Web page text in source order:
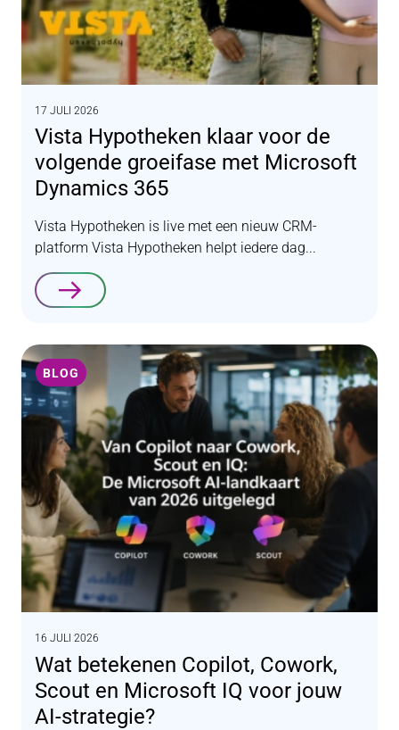
17 JULI 2026
Vista Hypotheken klaar voor de
volgende groeifase met Microsoft
Dynamics 365
Vista Hypotheken is live met een nieuw CRM-
platform Vista Hypotheken helpt iedere dag...
Lees verder
BLOG
16 JULI 2026
Wat betekenen Copilot, Cowork,
Scout en Microsoft IQ voor jouw
AI-strategie?